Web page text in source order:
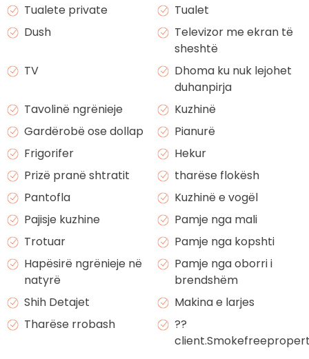
Tualete private
Tualet
Dush
Televizor me ekran të
sheshtë
TV
Dhoma ku nuk lejohet
duhanpirja
Tavolinë ngrënieje
Kuzhinë
Gardërobë ose dollap
Pianurë
Frigorifer
Hekur
Prizë pranë shtratit
tharëse flokësh
Pantofla
Kuzhinë e vogël
Pajisje kuzhine
Pamje nga mali
Trotuar
Pamje nga kopshti
Hapësirë ngrënieje në
natyrë
Pamje nga oborri i
brendshëm
Shih Detajet
Makina e larjes
Tharëse rrobash
??